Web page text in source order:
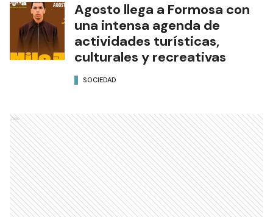
Agosto llega a Formosa con
una intensa agenda de
actividades turísticas,
culturales y recreativas
SOCIEDAD
Ads